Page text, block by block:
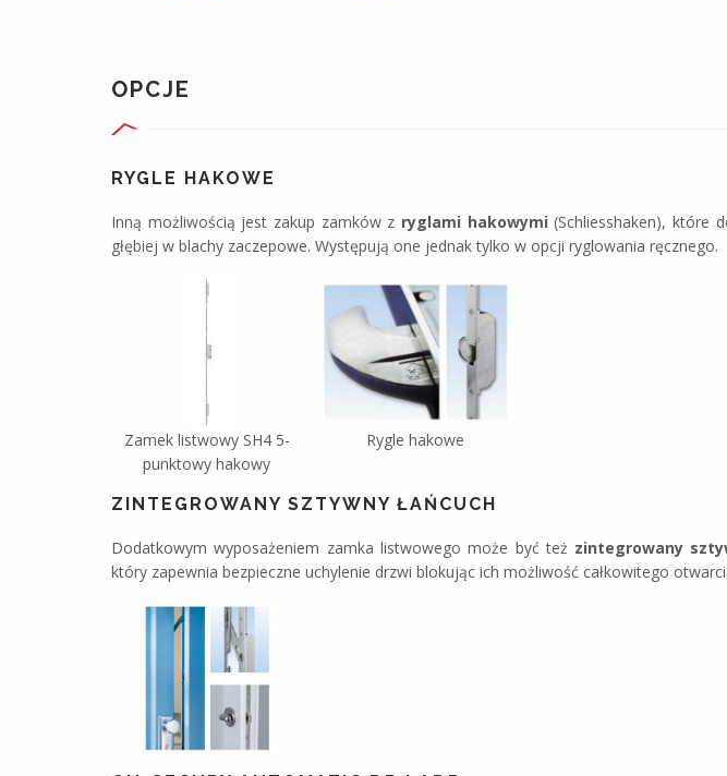
OPCJE
RYGLE HAKOWE
Inną możliwością jest zakup zamków z ryglami hakowymi (Schliesshaken), które
głębiej w blachy zaczepowe. Występują one jednak tylko w opcji ryglowania ręcznego.
Zamek listwowy SH4 5-
punktowy hakowy
Rygle hakowe
ZINTEGROWANY SZTYWNY ŁAŃCUCH
Dodatkowym wyposażeniem zamka listwowego może być też zintegrowany
który zapewnia bezpieczne uchylenie drzwi blokując ich możliwość całkowitego